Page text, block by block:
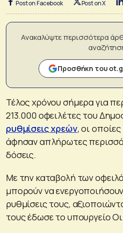
Post on Facebook Post on X
Ανακαλύψτε περισσότερα
Προσθήκη του
Τέλος χρόνου σήμερα για
213.000 οφειλέτες του
ρυθμίσεις χρεών, οι
άφησαν απλήρωτες
δόσεις.
Με την καταβολή των
μπορούν να
ρυθμίσεις τους,
τους έδωσε το υπουργείο